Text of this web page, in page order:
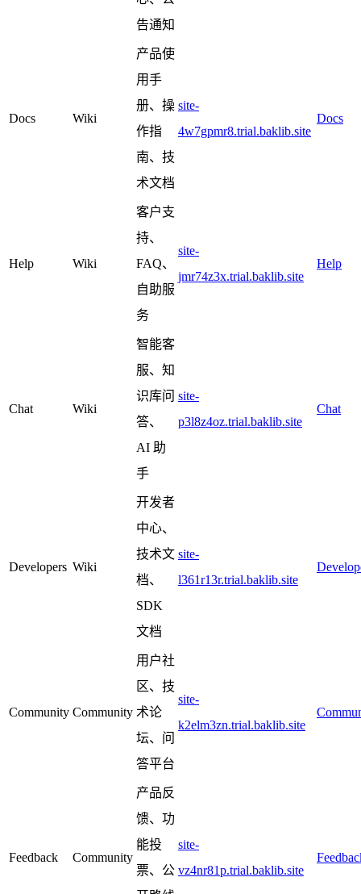
告通知
Docs Wiki
产品使
用手
册、操
作指
南、技
术文档
site-
4w7gpmr8.trial.baklib.site
Docs
Help Wiki
客户支
持、
FAQ、
自助服
务
site-
jmr74z3x.trial.baklib.site
Help
Chat Wiki
智能客
服、知
识库问
答、
AI 助
手
site-
p3l8z4oz.trial.baklib.site
Chat
Developers Wiki
开发者
中心、
技术文
档、
SDK
文档
site-
l361r13r.trial.baklib.site
Community Community
用户社
区、技
术论
坛、问
答平台
site-
k2elm3zn.trial.baklib.site
Feedback Community
产品反
馈、功
能投
票、公
site-
vz4nr81p.trial.baklib.site